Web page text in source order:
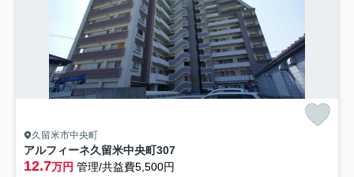
久留米市中央町
アルフィーネ久留米中央町307
12.7万円 管理/共益費5,500円